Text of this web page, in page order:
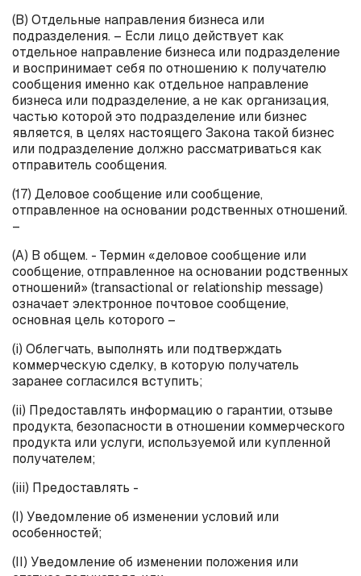
(B) Отдельные направления бизнеса или
подразделения. – Если лицо действует как
отдельное направление бизнеса или подразделение
и воспринимает себя по отношению к получателю
сообщения именно как отдельное направление
бизнеса или подразделение, а не как организация,
частью которой это подразделение или бизнес
является, в целях настоящего Закона такой бизнес
или подразделение должно рассматриваться как
отправитель сообщения.
(17) Деловое сообщение или сообщение,
отправленное на основании родственных отношений.
–
(А) В общем. - Термин «деловое сообщение или
сообщение, отправленное на основании родственных
отношений» (transactionalor relationship message)
означает электронное почтовое сообщение,
основная цель которого –
(i) Облегчать, выполнять или подтверждать
коммерческую сделку, в которую получатель
заранее согласился вступить;
(ii) Предоставлять информацию о гарантии, отзыве
продукта, безопасности в отношении коммерческого
продукта или услуги, используемой или купленной
получателем;
(iii) Предоставлять -
(I) Уведомление об изменении условий или
особенностей;
(II) Уведомление об изменении положения или